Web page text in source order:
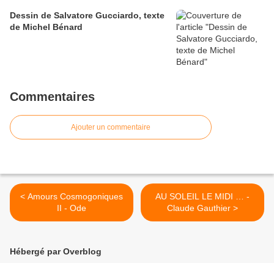
Dessin de Salvatore Gucciardo, texte
de Michel Bénard
Commentaires
Ajouter un commentaire
< Amours Cosmogoniques
II - Ode
AU SOLEIL LE MIDI … -
Claude Gauthier >
Hébergé par Overblog